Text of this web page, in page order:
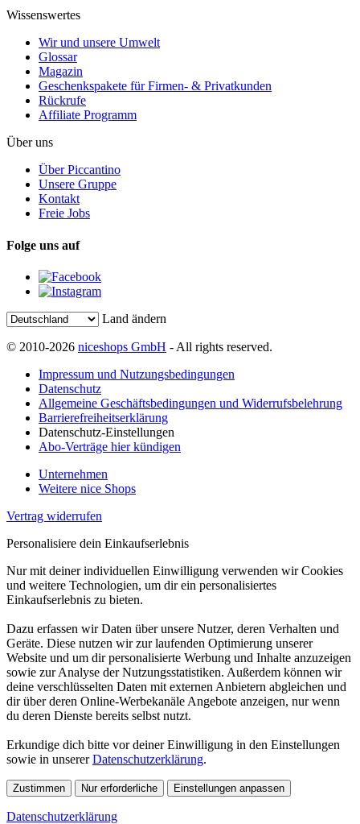
Wissenswertes
Wir und unsere Umwelt
Glossar
Magazin
Geschenkspakete für Firmen- & Privatkunden
Rückrufe
Affiliate Programm
Über uns
Über Piccantino
Unsere Gruppe
Kontakt
Freie Jobs
Folge uns auf
Land ändern
© 2010-2026 niceshops GmbH - All rights reserved.
Impressum und Nutzungsbedingungen
Datenschutz
Allgemeine Geschäftsbedingungen und Widerrufsbelehrung
Barrierefreiheitserklärung
Datenschutz-Einstellungen
Abo-Verträge hier kündigen
Unternehmen
Weitere nice Shops
Vertrag widerrufen
Personalisiere dein Einkaufserlebnis
Nur mit deiner individuellen Einwilligung verwenden wir Cookies
und weitere Technologien, um dir ein personalisiertes
Einkaufserlebnis zu bieten.
Dazu erfassen wir Daten über unsere Nutzer, deren Verhalten und
Geräte. Diese nutzen wir zur laufenden Optimierung unserer
Website und um dir personalisierte Werbung und Inhalte anzuzeigen
sowie zur Analyse der Nutzungsstatistiken. Außerdem können wir
deine verschlüsselten Daten mit externen Anbietern abgleichen und
dir über deren Online-Werbekanäle Angebote anzeigen, nur wenn
du deren Dienste bereits selbst nutzt.
Erkundige dich bitte vor deiner Einwilligung in den Einstellungen
sowie in unsererDatenschutzerklärung.
Zustimmen Nur erforderliche Einstellungen anpassen
Datenschutzerklärung